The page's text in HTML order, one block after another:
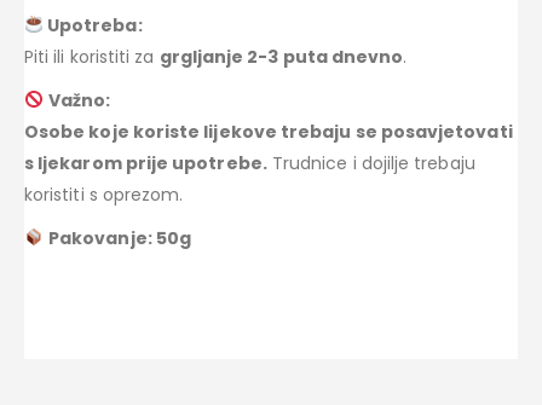
Upotreba:
Piti ili koristiti za grgljanje 2-3 puta dnevno.
Važno:
Osobe koje koriste lijekove trebaju se posavjetovati
s ljekarom prije upotrebe.Trudnice i dojilje trebaju
koristiti s oprezom.
Pakovanje: 50g